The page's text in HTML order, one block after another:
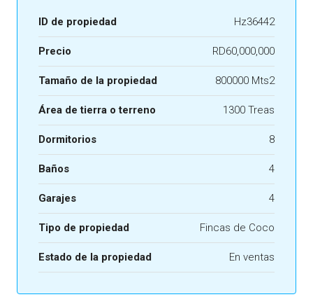
ID de propiedad Hz36442
Precio RD60,000,000
Tamaño de la propiedad 800000 Mts2
Área de tierra o terreno 1300 Treas
Dormitorios 8
Baños 4
Garajes 4
Tipo de propiedad Fincas de Coco
Estado de la propiedad En ventas